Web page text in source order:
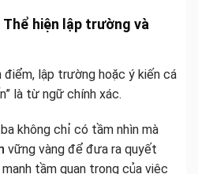
Thể hiện lập trường và
điểm, lập trường hoặc ý kiến cá
là từ ngữ chính xác.
không chỉ có tầm nhìn mà
vững vàng để đưa ra quyết
mạnh tầm quan trọng của việc